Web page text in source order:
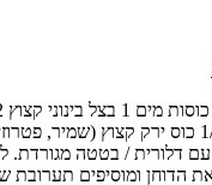
בטטה מגורדת מלח 1/2 כוס ירק קצוץ
עם דלורית / בטטה מגורדת.
הדוחן ומוסיפים תערובת